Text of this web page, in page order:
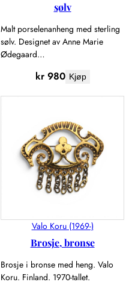
sølv
Malt porselenanheng med sterling
sølv. Designet av Anne Marie
Ødegaard…
kr980 Kjøp
Valo Koru (1969-)
Brosje, bronse
Brosje i bronse med heng. Valo
Koru. Finland. 1970-tallet.